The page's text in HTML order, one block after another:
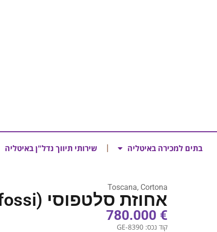
בתים למכירה באיטליה שירותי תיווך נדל"ן באיטליה
Toscana, Cortona
אחוזת סלטפוסי (Saltafossi)
€ 780.000
קוד נכס: GE-8390